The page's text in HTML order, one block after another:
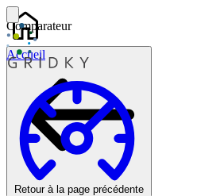
Accueil
Comparateur
Retour à la page précédente